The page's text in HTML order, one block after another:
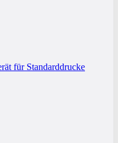
für Standarddrucke